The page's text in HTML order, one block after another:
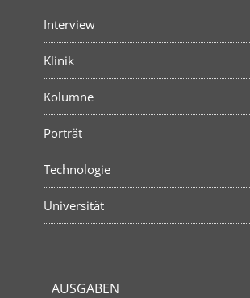
Interview
Klinik
Kolumne
Porträt
Technologie
Universität
AUSGABEN